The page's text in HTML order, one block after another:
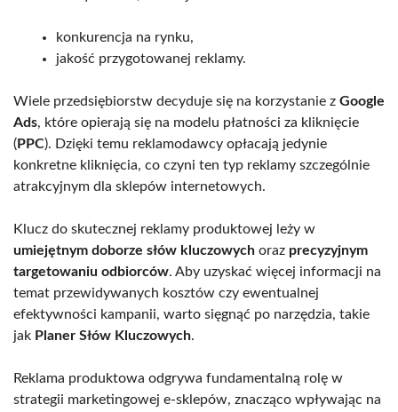
konkurencja na rynku,
jakość przygotowanej reklamy.
Wiele przedsiębiorstw decyduje się na korzystanie z Google
Ads, które opierają się na modelu płatności za kliknięcie
(PPC). Dzięki temu reklamodawcy opłacają jedynie
konkretne kliknięcia, co czyni ten typ reklamy szczególnie
atrakcyjnym dla sklepów internetowych.
Klucz do skutecznej reklamy produktowej leży w
umiejętnym doborze słów kluczowych oraz precyzyjnym
targetowaniu odbiorców. Aby uzyskać więcej informacji na
temat przewidywanych kosztów czy ewentualnej
efektywności kampanii, warto sięgnąć po narzędzia, takie
jak Planer Słów Kluczowych.
Reklama produktowa odgrywa fundamentalną rolę w
strategii marketingowej e-sklepów, znacząco wpływając na